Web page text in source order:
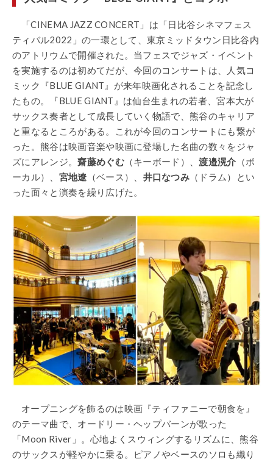
「CINEMA JAZZ CONCERT」は「日比谷シネマフェス
ティバル2022」の一環として、東京ミッドタウン日比谷内
のアトリウムで開催された。当フェスでジャズ・イベント
を実施するのは初めてだが、今回のコンサートは、人気コ
ミック『BLUE GIANT』が来年映画化されることを記念し
たもの。『BLUE GIANT』は仙台生まれの若者、宮本大が
サックス奏者として成長していく物語で、熊谷のキャリア
と重なるところがある。これが今回のコンサートにも繋が
った。熊谷は映画音楽や映画に登場した名曲の数々をジャ
ズにアレンジ。齋藤めぐむ（キーボード）、渡邉滉介 （ボ
ーカル）、 宮地遼 （ベース）、 井口なつみ （ドラム）とい
った面々と演奏を繰り広げた。
オープニングを飾るのは映画『ティファニーで朝食を』
のテーマ曲で、オードリー・ヘップバーンが歌った
「Moon River」。心地よくスウィングするリズムに、熊谷
のサックスが軽やかに乗る。ピアノやベースのソロも織り